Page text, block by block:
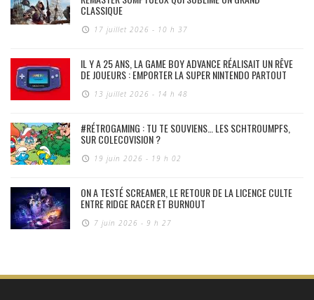
CLASSIQUE
17 juillet 2026 - 10 h 37
IL Y A 25 ANS, LA GAME BOY ADVANCE RÉALISAIT UN RÊVE
DE JOUEURS : EMPORTER LA SUPER NINTENDO PARTOUT
13 juillet 2026 - 14 h 48
#RÉTROGAMING : TU TE SOUVIENS… LES SCHTROUMPFS,
SUR COLECOVISION ?
19 juin 2026 - 19 h 02
ON A TESTÉ SCREAMER, LE RETOUR DE LA LICENCE CULTE
ENTRE RIDGE RACER ET BURNOUT
7 juin 2026 - 9 h 27